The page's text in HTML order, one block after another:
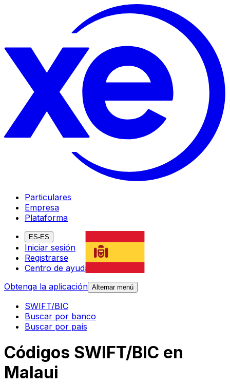
Particulares
Empresa
Plataforma
ES-ES
Iniciar sesión
Registrarse
Centro de ayuda
Obtenga la aplicación Alternar menú
SWIFT/BIC
Buscar por banco
Buscar por país
Códigos SWIFT/BIC en
Malaui